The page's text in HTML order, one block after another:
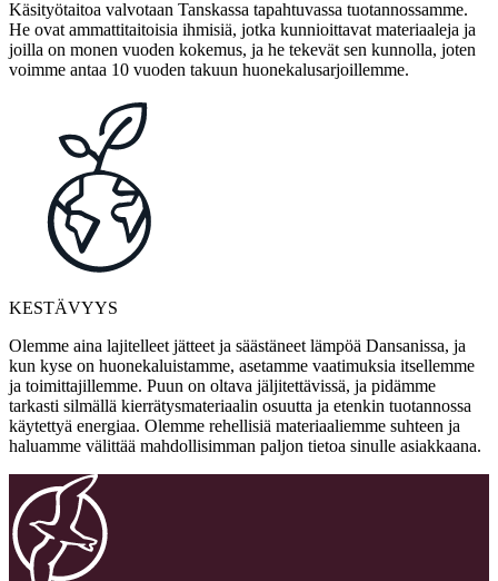
Käsityötaitoa valvotaan Tanskassa tapahtuvassa tuotannossamme.
He ovat ammattitaitoisia ihmisiä, jotka kunnioittavat materiaaleja ja
joilla on monen vuoden kokemus, ja he tekevät sen kunnolla, joten
voimme antaa 10 vuoden takuun huonekalusarjoillemme.
KESTÄVYYS
Olemme aina lajitelleet jätteet ja säästäneet lämpöä Dansanissa, ja
kun kyse on huonekaluistamme, asetamme vaatimuksia itsellemme
ja toimittajillemme. Puun on oltava jäljitettävissä, ja pidämme
tarkasti silmällä kierrätysmateriaalin osuutta ja etenkin tuotannossa
käytettyä energiaa. Olemme rehellisiä materiaaliemme suhteen ja
haluamme välittää mahdollisimman paljon tietoa sinulle asiakkaana.